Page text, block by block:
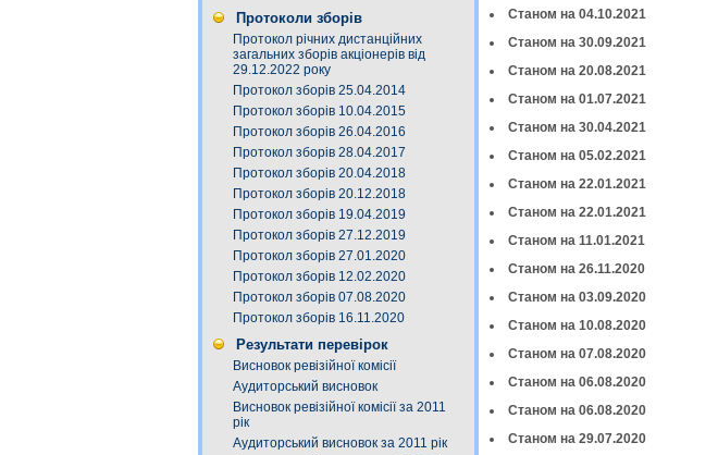
Протоколи зборів
Протокол річних дистанційних
загальних зборів акціонерів від
29.12.2022 року
Протокол зборів 25.04.2014
Протокол зборів 10.04.2015
Протокол зборів 26.04.2016
Протокол зборів 28.04.2017
Протокол зборів 20.04.2018
Протокол зборів 20.12.2018
Протокол зборів 19.04.2019
Протокол зборів 27.12.2019
Протокол зборів 27.01.2020
Протокол зборів 12.02.2020
Протокол зборів 07.08.2020
Протокол зборів 16.11.2020
Результати перевірок
Висновок ревізійної комісії
Аудиторський висновок
Висновок ревізійної комісії за 2011
рік
Аудиторський висновок за 2011 рік
Станом на 04.10.2021
Станом на 30.09.2021
Станом на 20.08.2021
Станом на 01.07.2021
Станом на 30.04.2021
Станом на 05.02.2021
Станом на 22.01.2021
Станом на 22.01.2021
Станом на 11.01.2021
Станом на 26.11.2020
Станом на 03.09.2020
Станом на 10.08.2020
Станом на 07.08.2020
Станом на 06.08.2020
Станом на 06.08.2020
Станом на 29.07.2020